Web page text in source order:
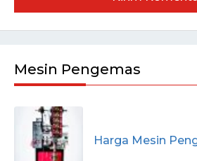
Mesin Pengemas
Harga Mesin